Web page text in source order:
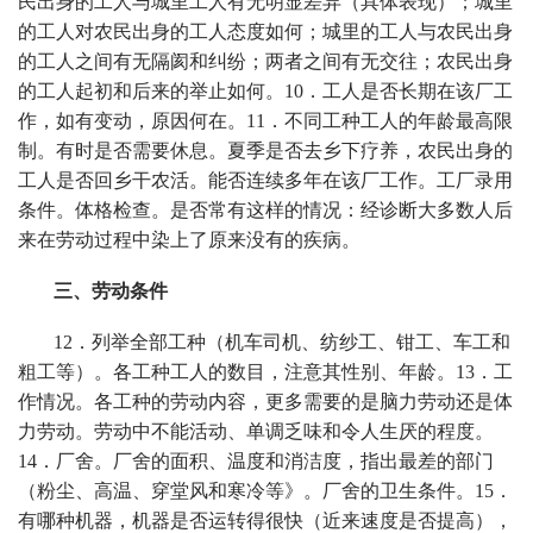
的工人对农民出身的工人态度如何；城里的工人与农民出身
的工人之间有无隔阂和纠纷；两者之间有无交往；农民出身
的工人起初和后来的举止如何。 10 ．工人是否长期在该厂工
作，如有变动，原因何在。 11 ．不同工种工人的年龄最高限
制。有时是否需要休息。夏季是否去乡下疗养，农民出身的
工人是否回乡干农活。能否连续多年在该厂工作。工厂录用
条件。体格检查。是否常有这样的情况：经诊断大多数人后
来在劳动过程中染上了原来没有的疾病。
三、劳动条件
12 ．列举全部工种（机车司机、纺纱工、钳工、车工和
粗工等）。各工种工人的数目，注意其性别、年龄。 13 ．工
作情况。各工种的劳动内容，更多需要的是脑力劳动还是体
力劳动。劳动中不能活动、单调乏味和令人生厌的程度。
14 ．厂舍。厂舍的面积、温度和消洁度，指出最差的部门
（粉尘、高温、穿堂风和寒冷等》。厂舍的卫生条件。 15 ．
有哪种机器，机器是否运转得很快（近来速度是否提高），